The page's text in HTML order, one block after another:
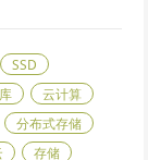
SSD
云计算
分布式存储
存储